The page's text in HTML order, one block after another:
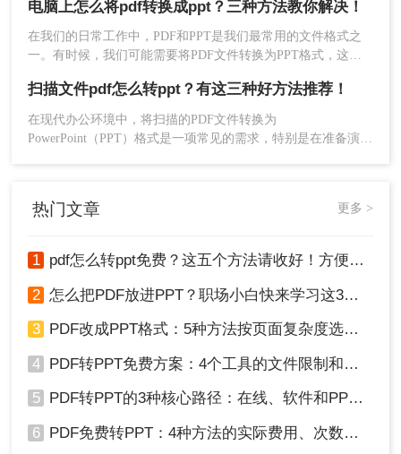
注意：转换后检查文件的完整性和格式准确性。注
意文件大小限制，对于特别大的PDF文件，可能需
方法三：使用Microsoft PowerPoint内置功能
Microsoft PowerPoint提供了将PDF文件导入并转换
为PPT的功能。虽然这种方法可能不如专业软件或
在线工具那么高效，但它对于需要将现有PDF内容
快速转换为演示文稿的用户来说是一个不错的选
择。
优点：无需额外软件，操作简便，适用于需要
怎么将pdf转化为ppt呢？本文将介绍三种常用的方法来实现PDF
到PPT的转换。
电脑上怎么将pdf转换成ppt？三种方法教你解决！
在我们的日常工作中，PDF和PPT是我们最常用的文件格式之
一。有时候，我们可能需要将PDF文件转换为PPT格式，这通
电脑上怎么将pdf转换成ppt的方法。
扫描文件pdf怎么转ppt？有这三种好方法推荐！
​在现代办公环境中，将扫描的PDF文件转换为
PowerPoint（PPT）格式是一项常见的需求，特别是在准备演示
热门文章 更多 >
1 pdf怎么转ppt免费？这五个方法请收好！方便又好用！
2 怎么把PDF放进PPT？职场小白快来学习这3种方法！
3 PDF改成PPT格式：5种方法按页面复杂度选择！
4 PDF转PPT免费方案：4个工具的文件限制和输出质量对比！
5 PDF转PPT的3种核心路径：在线、软件和PPT自带的适用范围！
6 PDF免费转PPT：4种方法的实际费用、次数限制和效果！